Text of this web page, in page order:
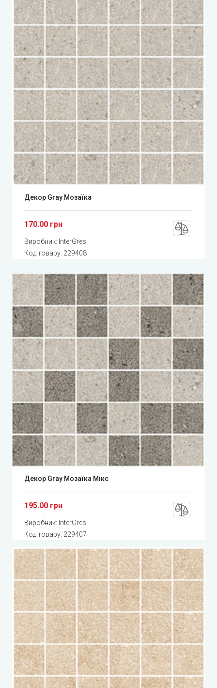
Декор Gray Мозаїка
170.00 грн
Виробник: InterGres
Код товару: 229408
Декор Gray Мозаїка Мікс
195.00 грн
Виробник: InterGres
Код товару: 229407